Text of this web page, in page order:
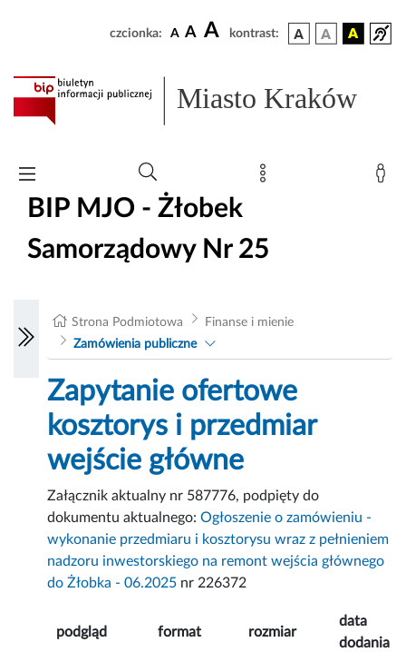
czcionka: A A A kontrast:
Miasto Kraków
BIP MJO - Żłobek
Samorządowy Nr 25
Strona Podmiotowa
Finanse i mienie
Zamówienia publiczne
Zapytanie ofertowe
kosztorys i przedmiar
wejście główne
Załącznik aktualny nr 587776, podpięty do
dokumentu aktualnego:Ogłoszenie o zamówieniu -
wykonanie przedmiaru i kosztorysu wraz z pełnieniem
nadzoru inwestorskiego na remont wejścia głównego
do Żłobka - 06.2025 nr 226372
podgląd format rozmiar
data
dodania